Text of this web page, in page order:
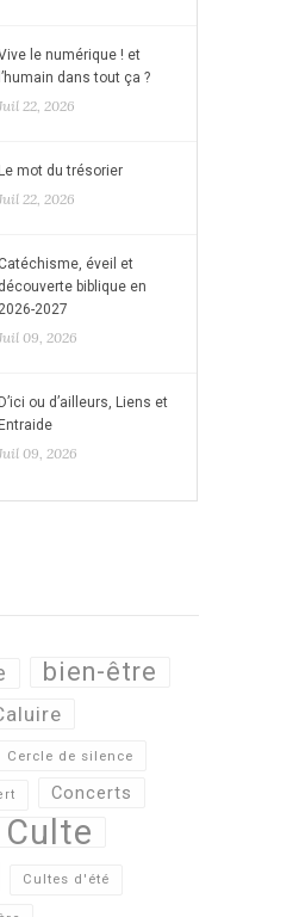
le numérique ! et
l’humain dans tout ça ?
Juil 22, 2026
Le mot du trésorier
Juil 22, 2026
Catéchisme, éveil et
découverte biblique en
2026-2027
Juil 09, 2026
D’ici ou d’ailleurs, Liens et
Entraide
Juil 09, 2026
bien-être
Cercle de silence
Concerts
Culte
Cultes d'été